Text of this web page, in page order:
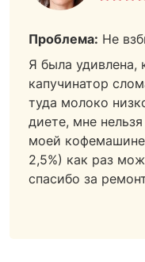
Проблема: Не
Я была удивлена,
капучинатор
туда молоко
диете, мне
моей
2,5%) как раз
спасибо за